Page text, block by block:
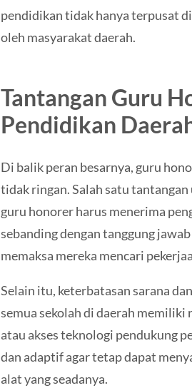
pendidikan tidak hanya terpusat
oleh masyarakat daerah.
Tantangan Guru
Pendidikan
Di balik peran besarnya, guru
tidak ringan. Salah satu
guru honorer harus menerima
sebanding dengan tanggung
memaksa mereka mencari
Selain itu, keterbatasan sarana
semua sekolah di daerah memiliki
atau akses teknologi pendukung
dan adaptif agar tetap dapat
alat yang seadanya.